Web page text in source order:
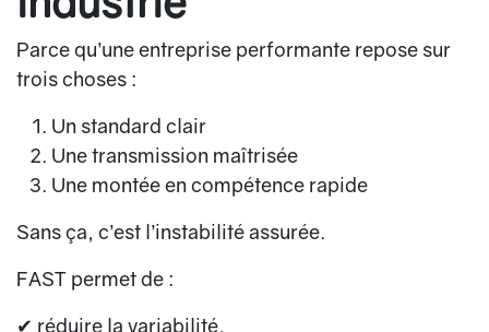
Parce qu’une entreprise performante repose sur
trois choses :
Un standard clair
Une transmission maîtrisée
Une montée en compétence rapide
Sans ça, c’est l’instabilité assurée.
FAST permet de :
✔ réduire la variabilité,